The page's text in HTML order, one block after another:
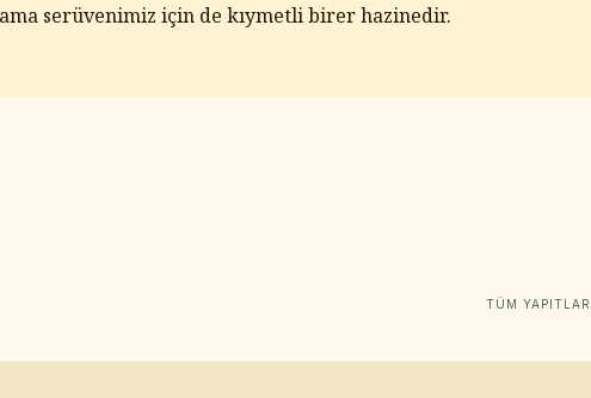
serüvenimiz için de kıymetli birer hazinedir.
TÜM YAPITLAR